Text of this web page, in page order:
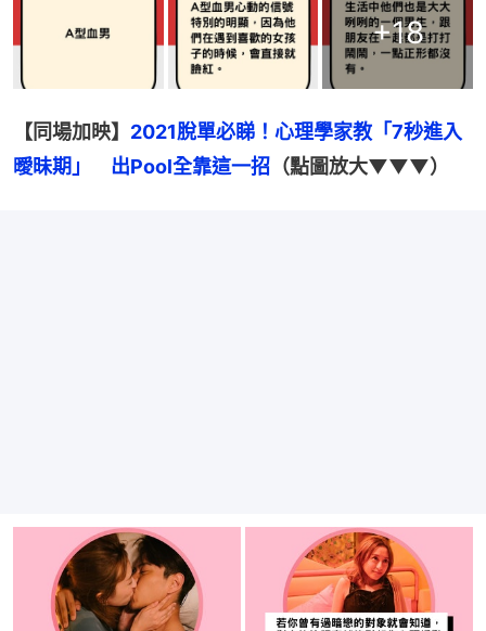
+18
【同場加映】 2021脫單必睇！心理學家教「7秒進入
曖昧期」　出Pool全靠這一招 （點圖放大▼▼▼）